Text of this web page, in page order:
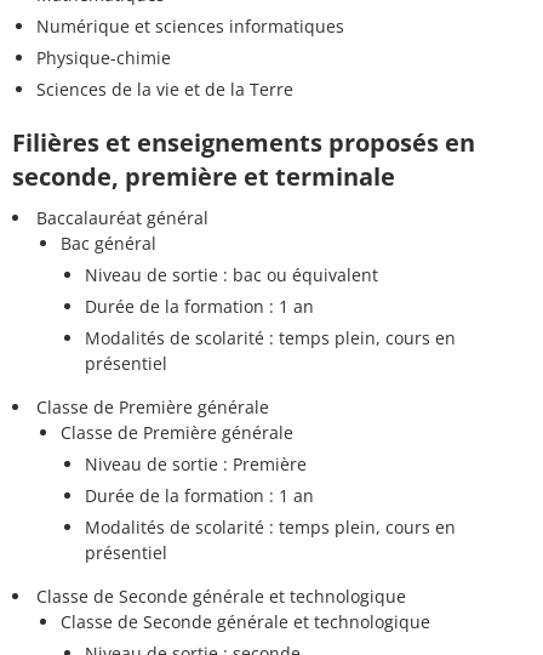
Numérique et sciences informatiques
Physique-chimie
Sciences de la vie et de la Terre
Filières et enseignements proposés en
seconde, première et terminale
Baccalauréat général
Bac général
Niveau de sortie : bac ou équivalent
Durée de la formation : 1 an
Modalités de scolarité : temps plein, cours en
présentiel
Classe de Première générale
Classe de Première générale
Niveau de sortie : Première
Durée de la formation : 1 an
Modalités de scolarité : temps plein, cours en
présentiel
Classe de Seconde générale et technologique
Classe de Seconde générale et technologique